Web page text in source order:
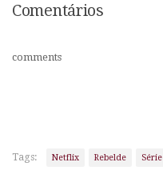
Comentários
comments
Tags: Netflix Rebelde Série